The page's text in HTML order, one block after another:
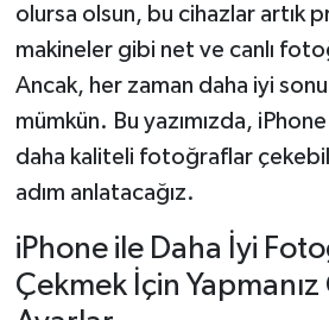
olursa olsun, bu cihazlar artık
makineler gibi net ve canlı
Ancak, her zaman daha iyi
mümkün. Bu yazımızda, iPhone
daha kaliteli fotoğraflar
adım anlatacağız.
iPhone ile Daha İyi
Çekmek İçin